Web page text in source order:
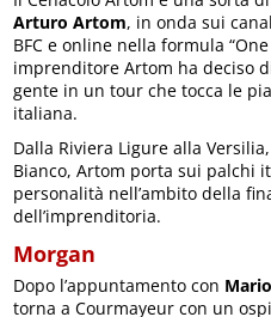
Arturo Artom, in onda sui
BFC e online nella formula
imprenditore Artom ha deciso
gente in un tour che tocca le
italiana.
Dalla Riviera Ligure alla
Bianco, Artom porta sui palchi
personalità nell’ambito della
dell’imprenditoria.
Morgan
Dopo l’appuntamento con
torna a Courmayeur con un